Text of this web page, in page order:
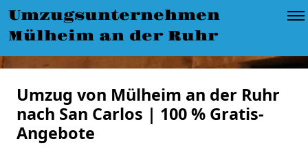
Umzugsunternehmen
Mülheim an der Ruhr
Umzug von Mülheim an der Ruhr
nach San Carlos | 100 % Gratis-
Angebote